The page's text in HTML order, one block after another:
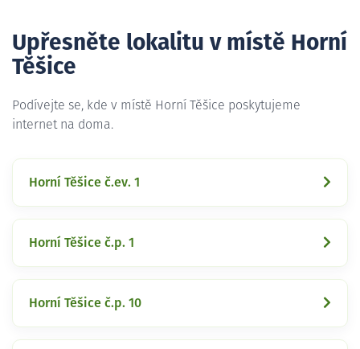
Upřesněte lokalitu v místě Horní
Těšice
Podívejte se, kde v místě Horní Těšice poskytujeme
internet na doma.
Horní Těšice č.ev. 1
Horní Těšice č.p. 1
Horní Těšice č.p. 10